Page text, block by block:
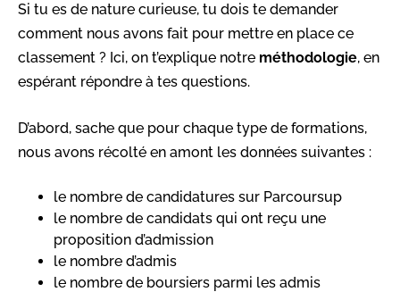
Si tu es de nature curieuse, tu dois te demander
comment nous avons fait pour mettre en place ce
classement ? Ici, on t’explique notre méthodologie, en
espérant répondre à tes questions.
D’abord, sache que pour chaque type de formations,
nous avons récolté en amont les données suivantes :
le nombre de candidatures sur Parcoursup
le nombre de candidats qui ont reçu une
proposition d’admission
le nombre d’admis
le nombre de boursiers parmi les admis